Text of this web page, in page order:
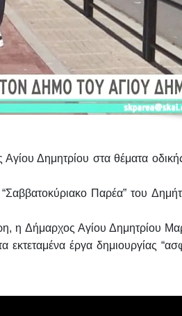
Αγίου Δημητρίου σταθέματα
Παρέα” του
, η Δήμαρχος Αγίου Δημητρίου
εκτεταμένα έργα δημιουργίας